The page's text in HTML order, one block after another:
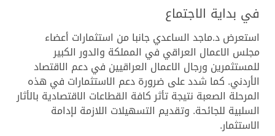
في بداية الاجتماع
استعرض د.ماجد الساعدي جانبا من استثمارات أعضاء
مجلس الاعمال العراقي في المملكة والدور الكبير
للمستثمرين ورجال الاعمال العراقيين في دعم الاقتصاد
الأردني. كما شدد على ضرورة دعم الاستثمارات في هذه
المرحلة الصعبة نتيجة تأثر كافة القطاعات الاقتصادية بالأثار
السلبية للجائحة. وتقديم التسهيلات اللازمة لإدامة
الاستثمار.